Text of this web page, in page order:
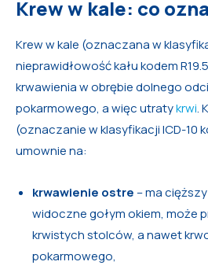
Krew w kale: co
Krew w kale (oznaczana w
nieprawidłowość kału kodem
krwawienia w obrębie dolnego
pokarmowego, a więc utratykrwi.
(oznaczanie w klasyfikacji ICD-10
umownie na:
krwawienie ostre – ma
widoczne gołym okiem, może
krwistych stolców, a nawet
pokarmowego,